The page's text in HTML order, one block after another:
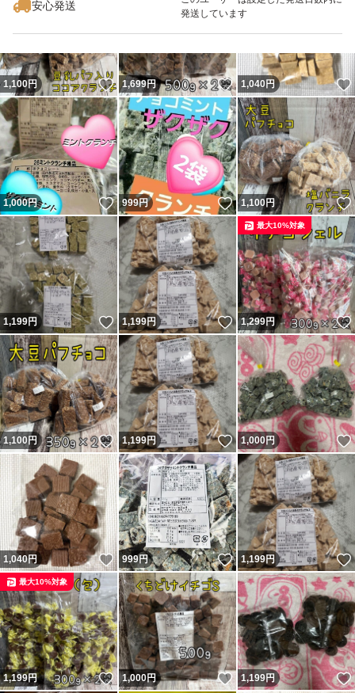
安心発送
発送しています
1,100円 いいね！
1,699円 いいね！
1,040 円
1,000円 いいね！
999円 いいね！
1,100円
1,199円 いいね！
1,199円 いいね！
1,299円
最大10%対象
1,100円 いいね！
1,199円 いいね！
1,000円
1,040円 いいね！
999円 いいね！
1,199円
1,199円 いいね！
最大10%対象
1,000円 いいね！
1,199円